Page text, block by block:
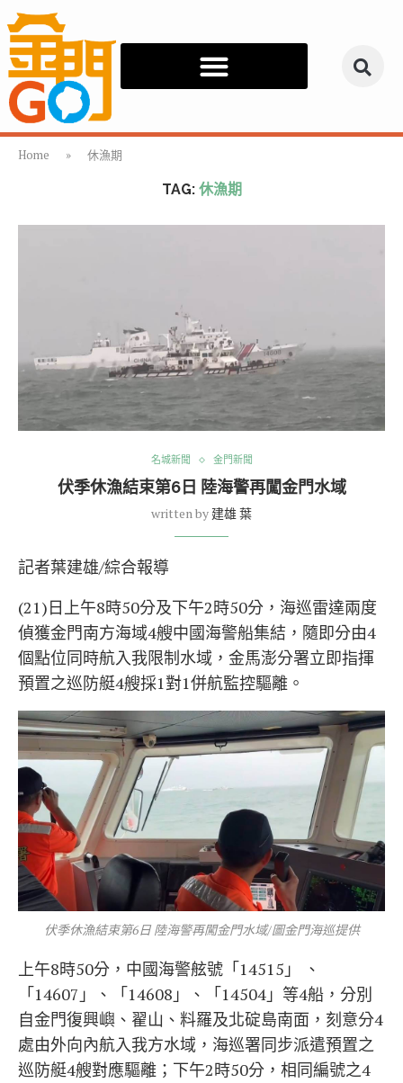
Home » 休漁期
TAG: 休漁期
名城新聞 金門新聞
伏季休漁結束第6日 陸海警再闖金門水域
written by 建雄 葉
記者葉建雄/綜合報導
(21)日上午8時50分及下午2時50分，海巡雷達兩度
偵獲金門南方海域4艘中國海警船集結，隨即分由4
個點位同時航入我限制水域，金馬澎分署立即指揮
預置之巡防艇4艘採1對1併航監控驅離。
伏季休漁結束第6日 陸海警再闖金門水域/圖金門海巡提供
上午8時50分，中國海警舷號「14515」 、
「14607」、「14608」、「14504」等4船，分別
自金門復興嶼、翟山、料羅及北碇島南面，刻意分4
處由外向內航入我方水域，海巡署同步派遣預置之
巡防艇4艘對應驅離；下午2時50分，相同編號之4